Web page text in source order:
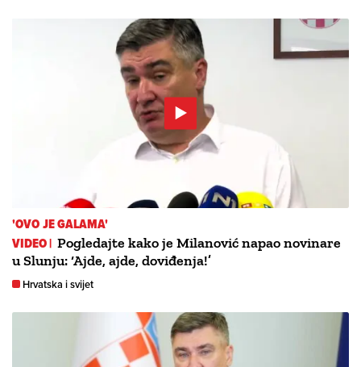
'OVO JE GALAMA'
VIDEO | Pogledajte kako je Milanović napao novinare
u Slunju: ‘Ajde, ajde, doviđenja!’
Hrvatska i svijet